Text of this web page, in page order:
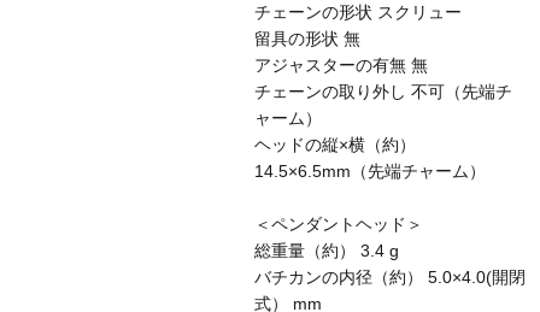
チェーンの形状 スクリュー
留具の形状 無
アジャスターの有無 無
チェーンの取り外し 不可（先端チ
ャーム）
ヘッドの縦×横（約）
14.5×6.5mm（先端チャーム）
＜ペンダントヘッド＞
総重量（約） 3.4 g
バチカンの内径（約） 5.0×4.0(開閉
式） mm